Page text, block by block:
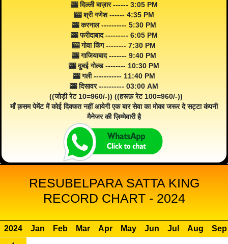
🎰 दिल्ली बाज़ार ------ 3:05 PM
🎰 श्री गणेश ------ 4:35 PM
🎰 करनाल ---------- 5:30 PM
🎰 फरीदाबाद --------- 6:05 PM
🎰 गोवा किंग -------- 7:30 PM
🎰 गाजियाबाद ------- 9:40 PM
🎰 दुबई गोल्ड -------- 10:30 PM
🎰 गली ----------- 11:40 PM
🎰 दिसावर ---------- 03:00 AM
((जोड़ी रेट 10=960/-)) ((हरूफ़ रेट 100=960/-))
माँ क़सम पेमेंट में कोई दिक्कत नहीं आयेगी एक बार सेवा का मोका जरूर दे सट्टा कंपनी
मैनेजर की ज़िम्मेवारी है
RESUBELPARA SATTA KING
RECORD CHART - 2024
2024 Jan Feb Mar Apr May Jun Jul Aug
Sep